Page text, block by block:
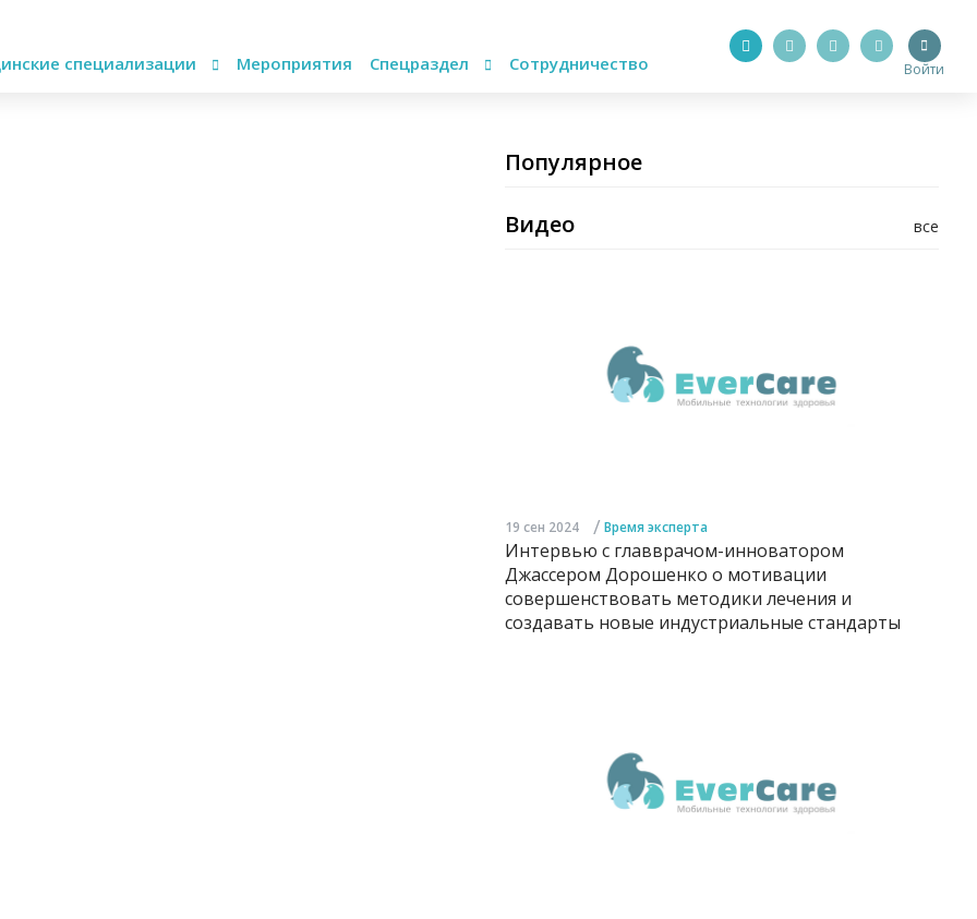
специализации Мероприятия Спецраздел Сотрудничество Войти
Популярное
все
Видео
19 сен 2024 / Время эксперта
Интервью с главврачом-инноватором
Джассером Дорошенко о мотивации
совершенствовать методики лечения и
создавать новые индустриальные стандарты